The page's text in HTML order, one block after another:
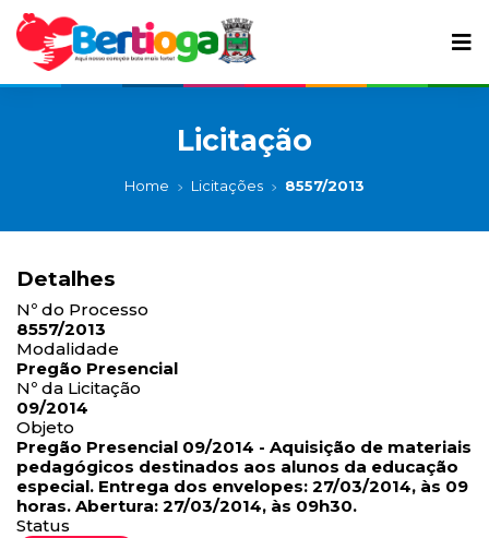
Licitação
Home Licitações 8557/2013
Detalhes
Nº do Processo
8557/2013
Modalidade
Pregão Presencial
Nº da Licitação
09/2014
Objeto
Pregão Presencial 09/2014 - Aquisição de materiais
pedagógicos destinados aos alunos da educação
especial. Entrega dos envelopes: 27/03/2014, às 09
horas. Abertura: 27/03/2014, às 09h30.
Status